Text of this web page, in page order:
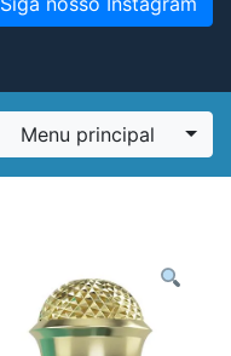
Menu principal